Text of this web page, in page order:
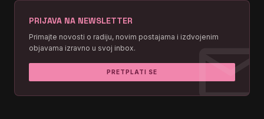
PRIJAVA NA NEWSLETTER
Primajte novosti o radiju, novim postajama i izdvojenim
objavama izravno u svoj inbox.
PRETPLATI SE